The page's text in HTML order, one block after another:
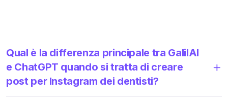
Qual è la differenza principale tra GalilAI
e ChatGPT quando si tratta di creare
post per Instagram dei dentisti?